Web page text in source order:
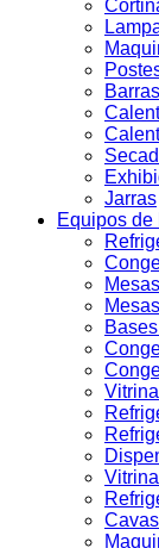
Jarras
Equipos de